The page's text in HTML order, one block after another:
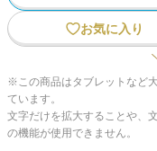
お気に入り
※この商品はタブレットなど
ています。
文字だけを拡大することや、
の機能が使用できません。